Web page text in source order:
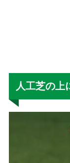
人工芝の上